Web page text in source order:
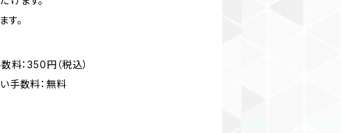
。
料：350円（税込）
手数料：無料